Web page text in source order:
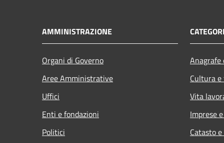
AMMINISTRAZIONE
Organi di Governo
Aree Amministrative
Uffici
Enti e fondazioni
Politici
Cultura
Vita
Imprese
Catasto